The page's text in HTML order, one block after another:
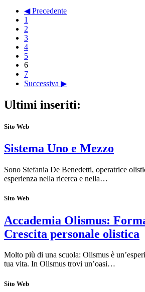
◀ Precedente
1
2
3
4
5
6
7
Successiva ▶
Ultimi inseriti:
Sito Web
Sistema Uno e Mezzo
Sono Stefania De Benedetti, operatrice
esperienza nella ricerca e nella…
Sito Web
Accademia Olismus:
Crescita personale olistica
Molto più di una scuola: Olismus è
tua vita. In Olismus trovi un’oasi…
Sito Web